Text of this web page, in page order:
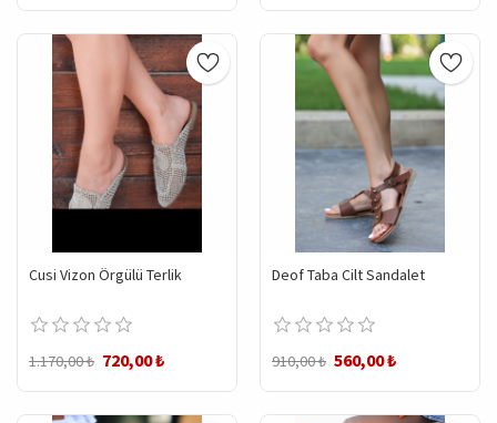
Cusi Vizon Örgülü Terlik
1.170,00 ₺ 720,00 ₺
Deof Taba Cilt Sandalet
910,00 ₺ 560,00 ₺